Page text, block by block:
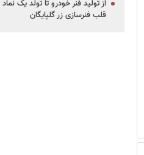
از تولید فنر خودرو تا تولد یک
قلب فنرسازی زر گلپایگان